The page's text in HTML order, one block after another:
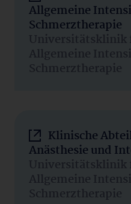
Allgemeine
Schmerztherapie
Universitätsklinik
Allgemeine
Schmerztherapie
Klinische
Anästhesie und
Universitätsklinik
Allgemeine
Schmerztherapie